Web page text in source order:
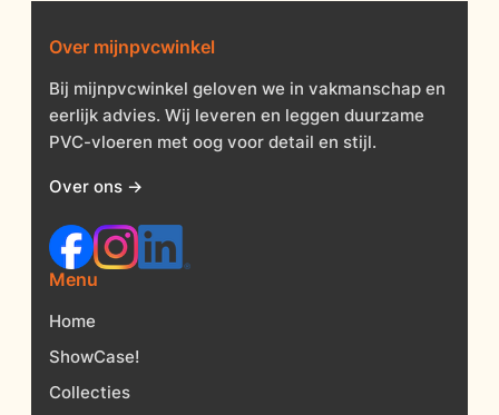
Over mijnpvcwinkel
Bij mijnpvcwinkel geloven we in vakmanschap en
eerlijk advies. Wij leveren en leggen duurzame
PVC-vloeren met oog voor detail en stijl.
Over ons →
Menu
Home
ShowCase!
Collecties